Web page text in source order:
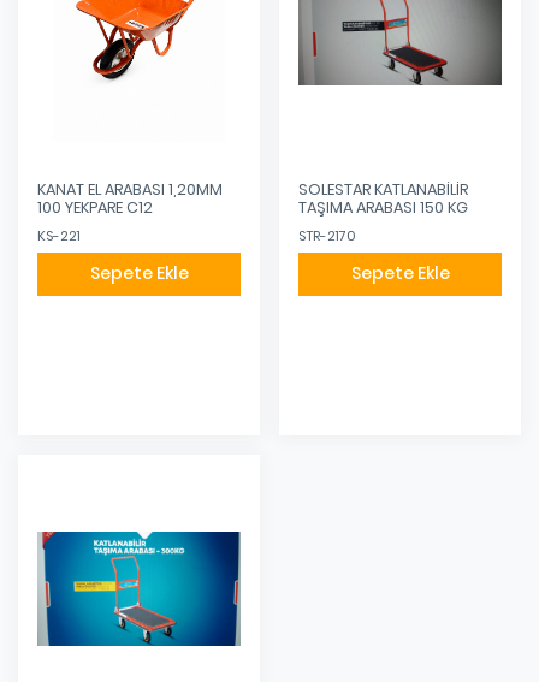
KANAT EL ARABASI 1,20MM
100 YEKPARE C12
KS-221
Sepete Ekle
SOLESTAR KATLANABİLİR
TAŞIMA ARABASI 150 KG
STR-2170
Sepete Ekle